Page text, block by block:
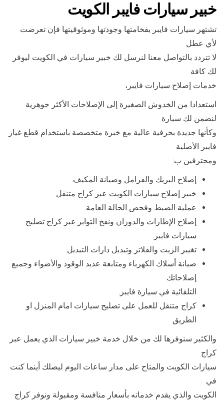
خبير سيارات فايبر الكويت
تشتهر سيارات فايبر بفخامتها وجودتها وموثوقيتها فإن تعرضت
لأي عطل
لا تتردد بالتواصل معنا لنرسل لك خبير سيارات في الكويت ليوفر
لك كافة
خدمات إصلاح سيارات فايبر،
استعدادا من الخدوش الصغيرة إلى الإصلاحات الأكثر جوهرية
لنضمن لك سيارة
وكأنها جديدة بحرفية عالية مع خبرة متخصصة باستخدام قطع غيار
فايبر الأصلية
ومحترفين ب:
إصلاح البريك والفرامل وصيانة المكيف.
خبير إصلاح سيارات الكويت عبر كراج متنقل
عملية الضبط وفحص الحالة العامة.
إصلاح الإطارات والدوران ونفخ التواير.عبر كراج تصليح
سيارات فايبر
تغيير الزيت والفلاتر وتبديل دارات التبديل.
صيانة أسلاك الكهرباء ومتابعة عديد الوقود والأضواء وجميع
إصلاحاتك
التلقائية في سيارة فايبر.
كراج متنقل للعمل على تصليح سيارات امام المنزل او
الطريق
والكثير سنوفرها لك من خلال خدمة خبير سيارات الذي يعمل عبر
كراج
سيارات الكويت والمتاح على مدار ساعات اليوم ليصلك أينما كنت
في
الكويت والذي يقدم خدماته بأسعار منافسة ومقبولة ونوفر كراج